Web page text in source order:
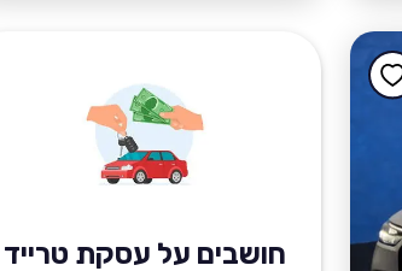
חושבים על עסקת טרייד